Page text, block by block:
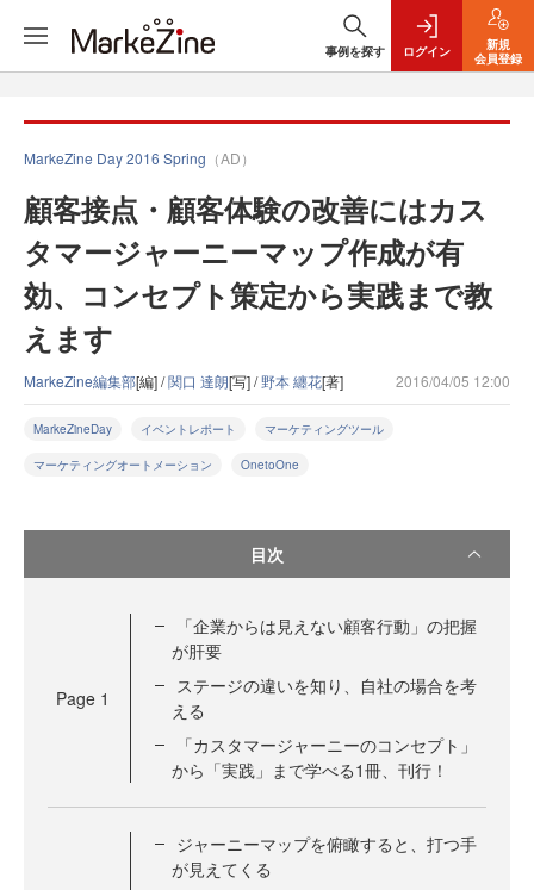
事例を探す ログイン
新規
会員登録
MarkeZine Day 2016 Spring （AD）
顧客接点・顧客体験の改善にはカス
タマージャーニーマップ作成が有
効、コンセプト策定から実践まで教
えます
MarkeZine編集部[編] /関口 達朗[写] /野本 纏花[著] 2016/04/05 12:00
MarkeZineDay イベントレポート マーケティングツール
マーケティングオートメーション OnetoOne
目次
Page 1
「企業からは見えない顧客行動」の把握
が肝要
ステージの違いを知り、自社の場合を考
える
「カスタマージャーニーのコンセプト」
から「実践」まで学べる1冊、刊行！
ジャーニーマップを俯瞰すると、打つ手
が見えてくる